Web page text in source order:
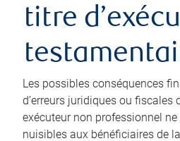
titre
Les possibles conséquences
d’erreurs juridiques ou fiscales
exécuteur non professionnel
nuisibles aux bénéficiaires de